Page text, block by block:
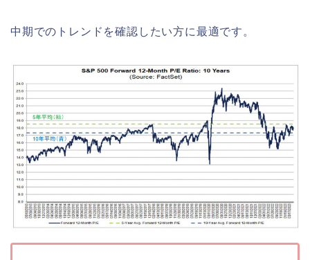
中期でのトレンドを確認したい方に最適です。